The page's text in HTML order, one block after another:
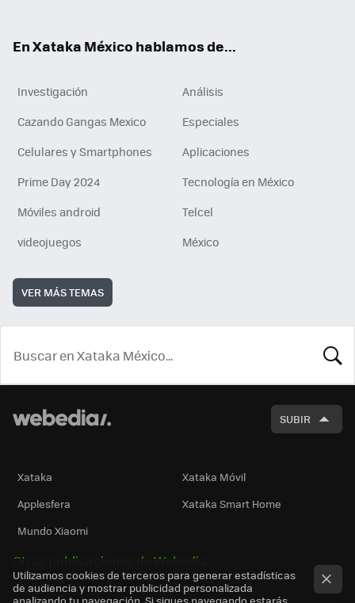
En Xataka México hablamos de...
Investigación
Análisis
Cazando Gangas Mexico
Especiales
Celulares y Smartphones
Aplicaciones
Prime Day 2024
Tecnología en México
Móviles android
Telcel
videojuegos
México
VER MÁS TEMAS
SUBIR
Xataka
Xataka Móvil
Applesfera
Xataka Smart Home
Mundo Xiaomi
Otras publicaciones de Webedia
Utilizamos cookies de terceros para generar estadísticas
de audiencia y mostrar publicidad personalizada